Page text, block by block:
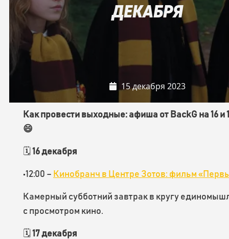
ДЕКАБРЯ
15 декабря 2023
Как провести выходные: афиша от BackG на 16 и
😄
🗓 16 декабря
•12:00 – Кинобранч в Центре Зотов: фильм
Камерный субботний завтрак в кругу
с просмотром кино.
🗓 17 декабря